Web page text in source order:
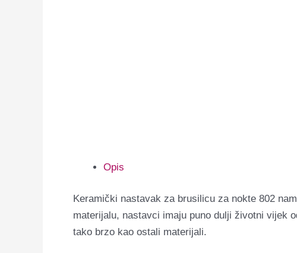
Opis
Keramički nastavak za brusilicu za nokte 802
materijalu, nastavci imaju puno dulji životni vijek
tako brzo kao ostali materijali.